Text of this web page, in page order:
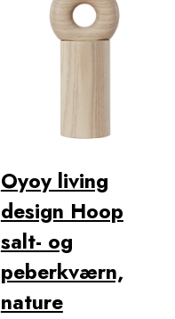
Oyoy living
design Hoop
salt- og
peberkværn,
nature